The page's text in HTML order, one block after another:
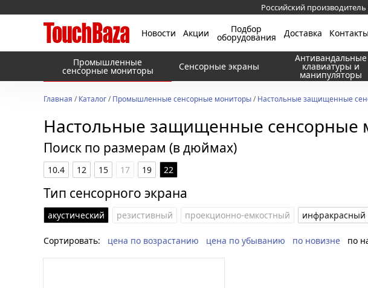
Российский
Новости Акции Подбор
оборудования Доставка Контакты
Промышленные
сенсорные мониторы Сенсорные экраны
Антивандальные
клавиатуры и
манипуляторы
Главная /Каталог/Промышленные сенсорные мониторы/Настольные защищенные
Настольные защищенные сенсорные
Поиск по размерам (в дюймах)
10.4 12 15 17 19 22
Тип сенсорного экрана
акустический резистивный проекционно-емкостный инфракрасный
Сортировать: цена по возрастанию цена по убыванию по новизне по